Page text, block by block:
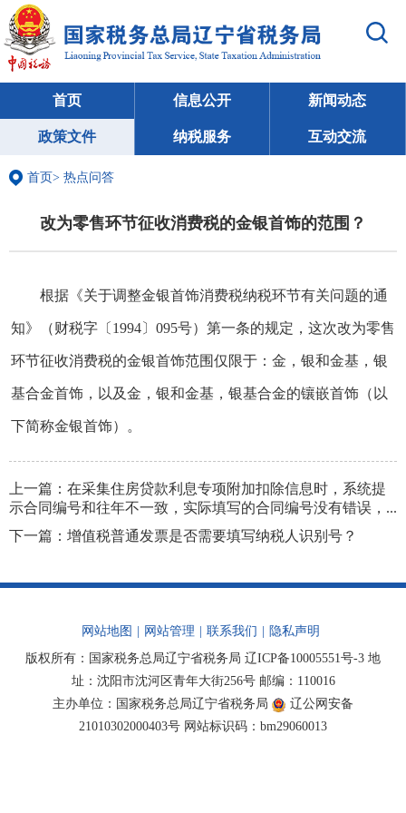
首页 信息公开 新闻动态
政策文件 纳税服务 互动交流
首页> 热点问答
改为零售环节征收消费税的金银首饰的范围？
根据《关于调整金银首饰消费税纳税环节有关问题的通
知》（财税字〔1994〕095号）第一条的规定，这次改为零售
环节征收消费税的金银首饰范围仅限于：金，银和金基，银
基合金首饰，以及金，银和金基，银基合金的镶嵌首饰（以
下简称金银首饰）。
上一篇： 在采集住房贷款利息专项附加扣除信息时，系统提
示合同编号和往年不一致，实际填写的合同编号没有错误，...
下一篇： 增值税普通发票是否需要填写纳税人识别号？
网站地图 网站管理 联系我们
隐私声明
版权所有：国家税务总局辽宁省税务局 辽ICP备10005551号-3 地
址：沈阳市沈河区青年大街256号 邮编：110016
主办单位：国家税务总局辽宁省税务局
辽公网安备
21010302000403号 网站标识码：bm29060013